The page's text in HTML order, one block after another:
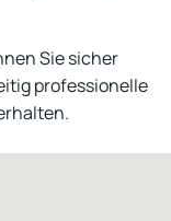
Sie sicher
professionelle